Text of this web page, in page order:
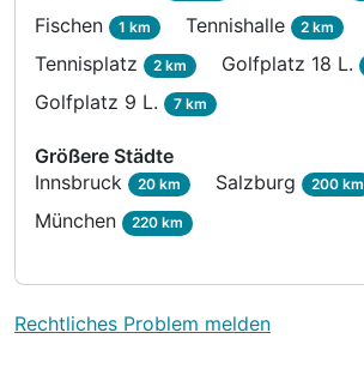
Fischen 1 km Tennishalle 2 km
Tennisplatz 2 km Golfplatz 18 L.
Golfplatz 9 L. 7 km
Größere Städte
Innsbruck 20 km Salzburg 200 km
München 220 km
Rechtliches Problem melden